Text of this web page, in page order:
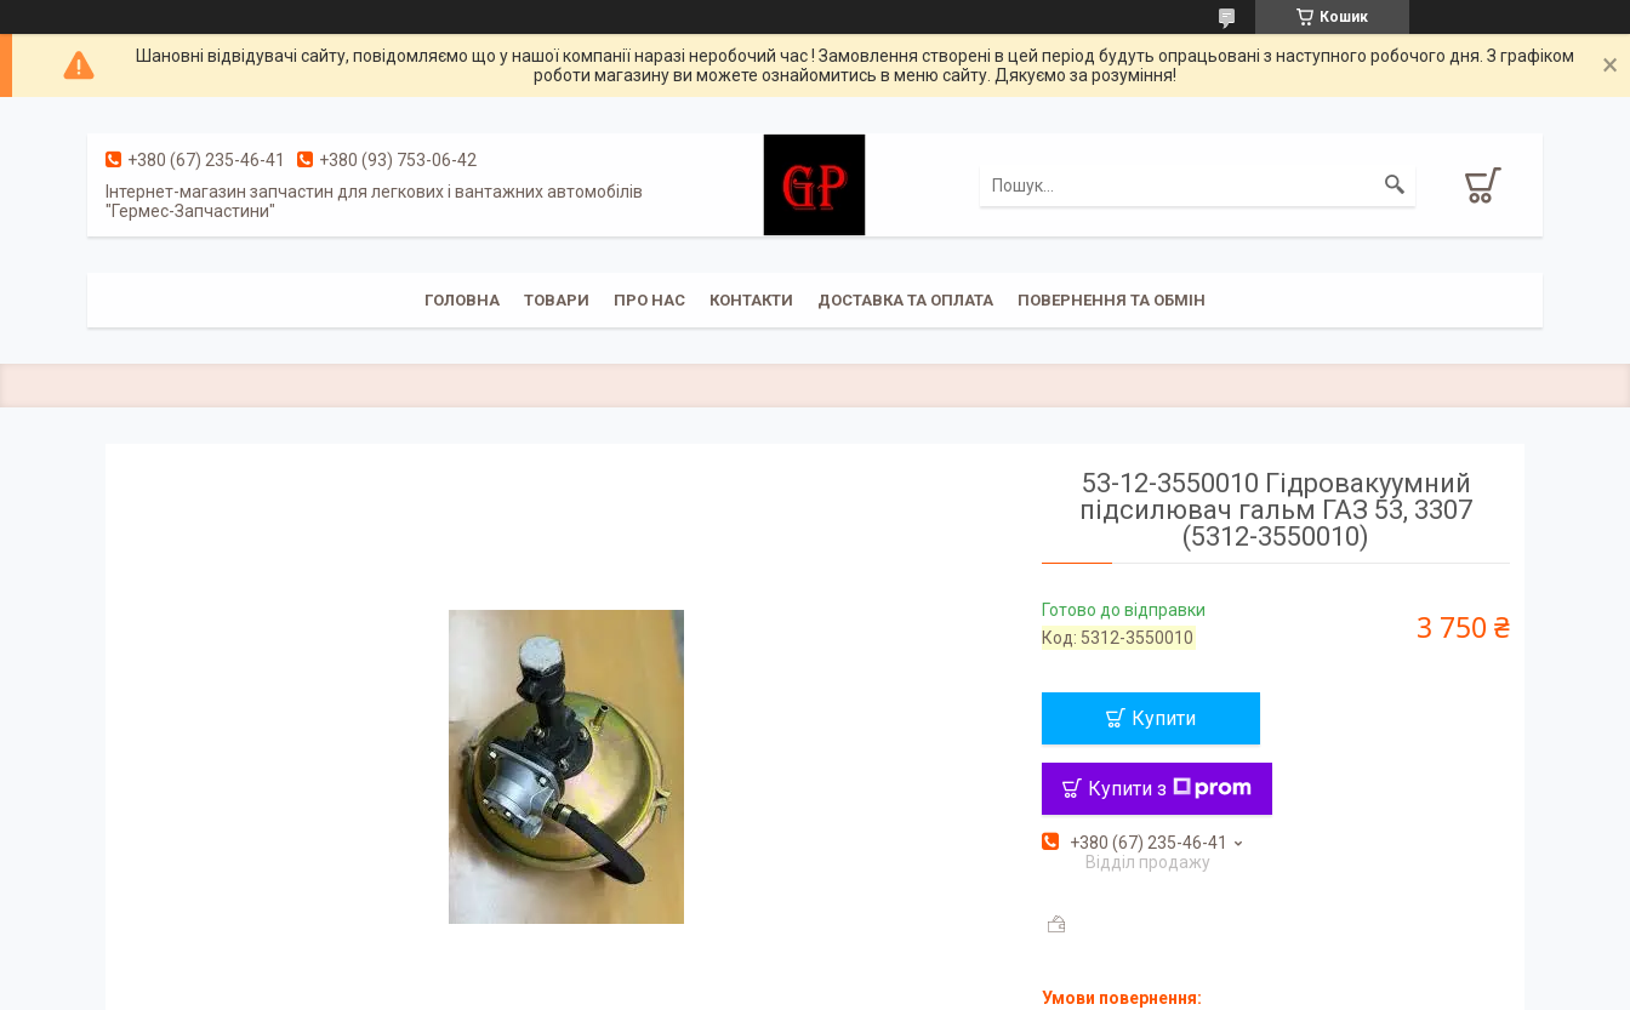
Кошик
Шановні відвідувачі сайту, повідомляємо що у нашої компанії наразі неробочий час ! Замовлення створені в цей період будуть опрацьовані з наступного робочого дня. З графіком
роботи магазину ви можете ознайомитись в меню сайту. Дякуємо за розуміння!
+380 (67) 235-46-41
+380 (93) 753-06-42
Інтернет-магазин запчастин для легкових і вантажних автомобілів
"Гермес-Запчастини"
ГОЛОВНА ТОВАРИ ПРО НАС КОНТАКТИ ДОСТАВКА ТА ОПЛАТА ПОВЕРНЕННЯ ТА ОБМІН
53-12-3550010 Гідровакуумний
підсилювач гальм ГАЗ 53, 3307
(5312-3550010)
Готово до відправки
Код: 5312-3550010 3 750 ₴
Купити
Купити з
+380 (67) 235-46-41
Відділ продажу